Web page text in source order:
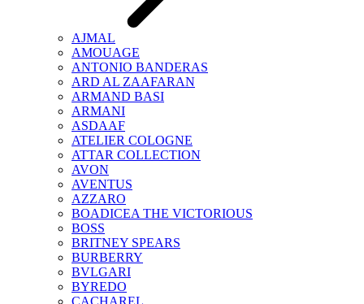
AJMAL
AMOUAGE
ANTONIO BANDERAS
ARD AL ZAAFARAN
ARMAND BASI
ARMANI
ASDAAF
ATELIER COLOGNE
ATTAR COLLECTION
AVON
AVENTUS
AZZARO
BOADICEA THE VICTORIOUS
BOSS
BRITNEY SPEARS
BURBERRY
BVLGARI
BYREDO
CACHAREL